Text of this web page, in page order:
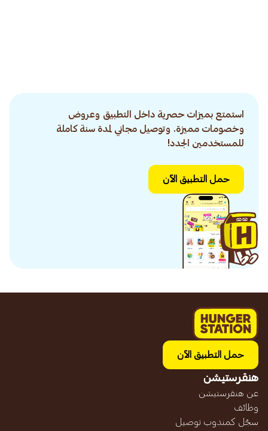
استمتع بميزات حصرية داخل التطبيق وعروض
وخصومات مميزة. وتوصيل مجاني لمدة سنة كاملة
للمستخدمين الجدد!
حمل التطبيق الآن
حمل التطبيق الآن
هنقرستيشن
عن هنقرستيشن
وظائف
سجّل كمندوب توصيل